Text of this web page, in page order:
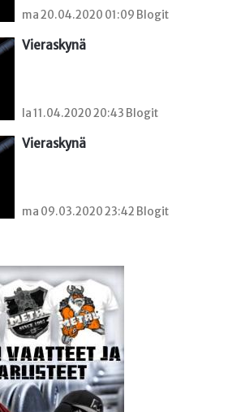
ma 20.04.2020 01:09 Blogit
Vieraskynä
la 11.04.2020 20:43 Blogit
Vieraskynä
ma 09.03.2020 23:42 Blogit